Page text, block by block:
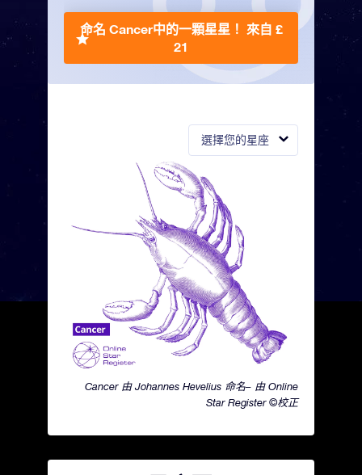
選擇您的星座
Cancer 由 Johannes Hevelius 命名– 由 Online
Star Register ©校正
命名 Cancer中的一顆星星！ 來自 £
21